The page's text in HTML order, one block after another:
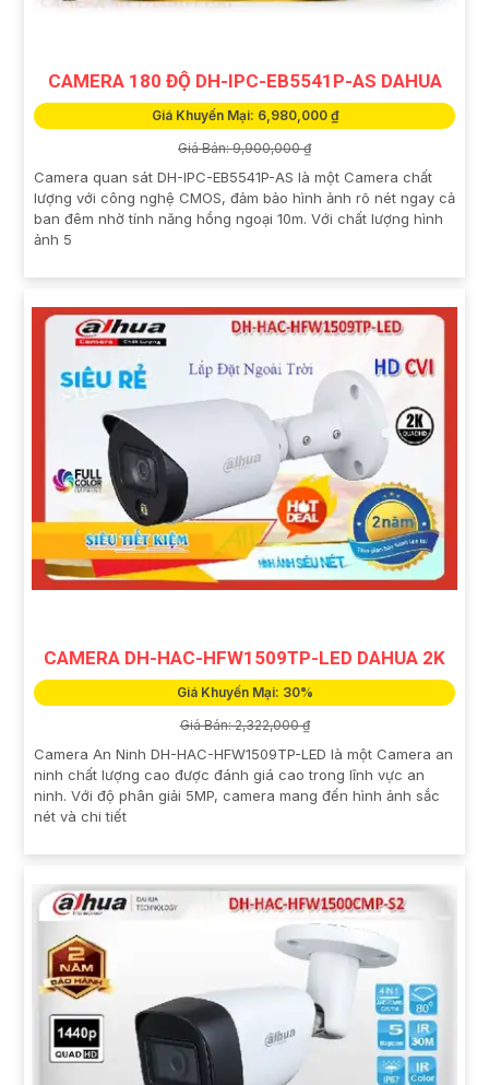
CAMERA 180 ĐỘ DH-IPC-EB5541P-AS DAHUA
Giá Khuyến Mại: 6,980,000 ₫
Giá Bán: 9,900,000 ₫
Camera quan sát DH-IPC-EB5541P-AS là một Camera chất
lượng với công nghệ CMOS, đảm bảo hình ảnh rõ nét ngay cả
ban đêm nhờ tính năng hồng ngoại 10m. Với chất lượng hình
ảnh 5
CAMERA DH-HAC-HFW1509TP-LED DAHUA 2K
Giá Khuyến Mại: 30%
Giá Bán: 2,322,000 ₫
Camera An Ninh DH-HAC-HFW1509TP-LED là một Camera an
ninh chất lượng cao được đánh giá cao trong lĩnh vực an
ninh. Với độ phân giải 5MP, camera mang đến hình ảnh sắc
nét và chi tiết